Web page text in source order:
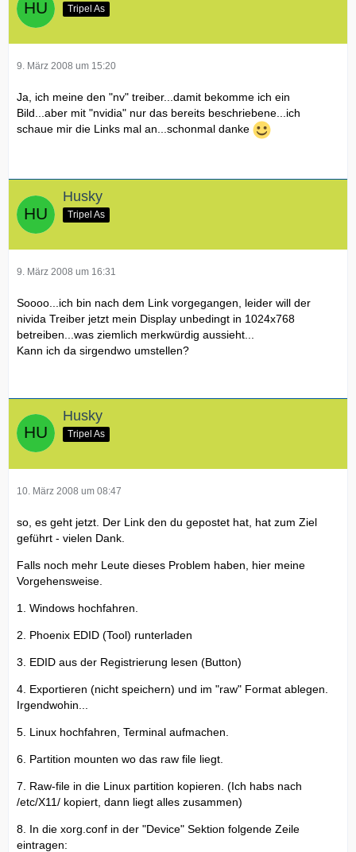
Tripel As
9. März 2008 um 15:20
Ja, ich meine den "nv" treiber...damit bekomme ich ein
Bild...aber mit "nvidia" nur das bereits beschriebene...ich
schaue mir die Links mal an...schonmal danke
Husky
Tripel As
9. März 2008 um 16:31
Soooo...ich bin nach dem Link vorgegangen, leider will der
nivida Treiber jetzt mein Display unbedingt in 1024x768
betreiben...was ziemlich merkwürdig aussieht...
Kann ich da sirgendwo umstellen?
Husky
Tripel As
10. März 2008 um 08:47
so, es geht jetzt. Der Link den du gepostet hat, hat zum Ziel
geführt - vielen Dank.
Falls noch mehr Leute dieses Problem haben, hier meine
Vorgehensweise.
1. Windows hochfahren.
2. Phoenix EDID (Tool) runterladen
3. EDID aus der Registrierung lesen (Button)
4. Exportieren (nicht speichern) und im "raw" Format ablegen.
Irgendwohin...
5. Linux hochfahren, Terminal aufmachen.
6. Partition mounten wo das raw file liegt.
7. Raw-file in die Linux partition kopieren. (Ich habs nach
/etc/X11/ kopiert, dann liegt alles zusammen)
8. In die xorg.conf in der "Device" Sektion folgende Zeile
eintragen: